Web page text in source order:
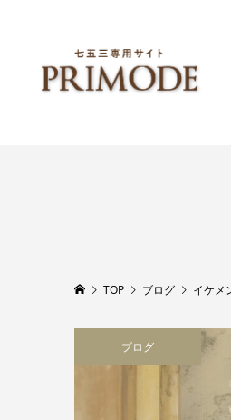
TOP ブログ イケメ
ブログ